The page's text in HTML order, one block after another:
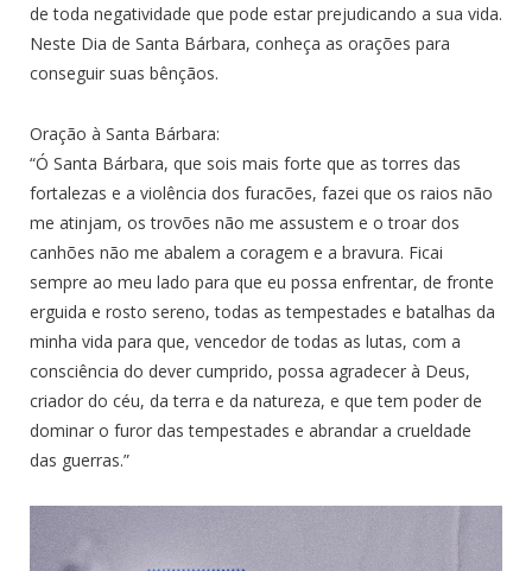
de toda negatividade que pode estar prejudicando a sua vida.
Neste Dia de Santa Bárbara, conheça as orações para
conseguir suas bênçãos.
Oração à Santa Bárbara:
“Ó Santa Bárbara, que sois mais forte que as torres das
fortalezas e a violência dos furacões, fazei que os raios não
me atinjam, os trovões não me assustem e o troar dos
canhões não me abalem a coragem e a bravura. Ficai
sempre ao meu lado para que eu possa enfrentar, de fronte
erguida e rosto sereno, todas as tempestades e batalhas da
minha vida para que, vencedor de todas as lutas, com a
consciência do dever cumprido, possa agradecer à Deus,
criador do céu, da terra e da natureza, e que tem poder de
dominar o furor das tempestades e abrandar a crueldade
das guerras.”